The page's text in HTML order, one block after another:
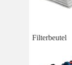
Filterbeutel